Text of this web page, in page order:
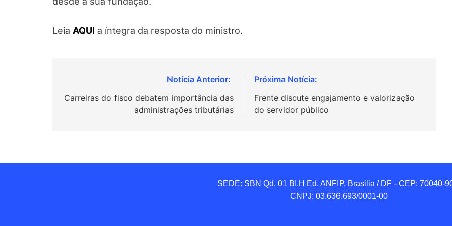
Leia AQUI a íntegra da resposta do ministro.
de
Carreiras do fisco debatem importância das
administrações tributárias
Frente discute engajamento e valorização
do servidor público
SEDE: SBN Qd. 01 BI.H Ed. ANFIP, Brasilia / DF - CEP: 70040-
CNPJ: 03.636.693/0001-00